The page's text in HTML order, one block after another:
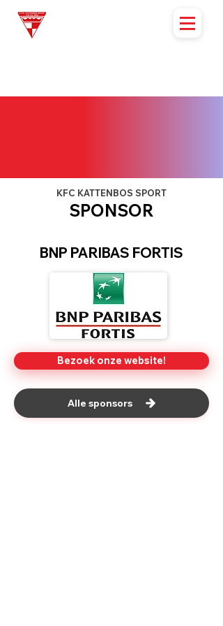
KFC KATTENBOS SPORT
SPONSOR
BNP PARIBAS FORTIS
Bezoek onze website!
Alle sponsors